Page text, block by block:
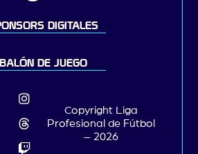
DIGITALES
BALÓN DE JUEGO
Copyright Liga
Profesional de Fútbol
– 2026